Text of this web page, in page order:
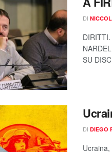
DI
SU
DI DIEGO